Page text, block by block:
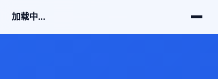
加载中...